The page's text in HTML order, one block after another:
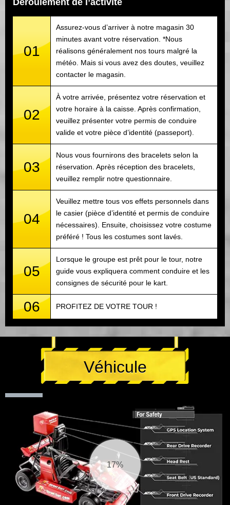
01
Assurez-vous d’arriver à notre magasin 30
minutes avant votre réservation. *Nous
réalisons généralement nos tours malgré la
météo. Mais si vous avez des doutes, veuillez
contacter le magasin.
02
À votre arrivée, présentez votre réservation et
votre horaire à la caisse. Après confirmation,
veuillez présenter votre permis de conduire
valide et votre pièce d’identité (passeport).
03
Nous vous fournirons des bracelets selon la
réservation. Après réception des bracelets,
veuillez remplir notre questionnaire.
04
Veuillez mettre tous vos effets personnels dans
le casier (pièce d’identité et permis de conduire
nécessaires). Ensuite, choisissez votre costume
préféré ! Tous les costumes sont lavés.
05
Lorsque le groupe est prêt pour le tour, notre
guide vous expliquera comment conduire et les
consignes de sécurité pour le kart.
06 PROFITEZ DE VOTRE TOUR !
Véhicule
18%